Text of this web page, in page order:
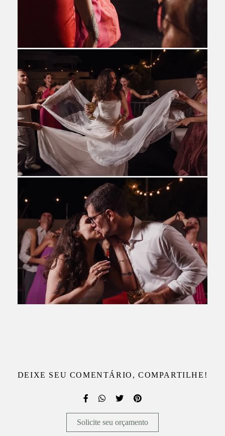
DEIXE SEU COMENTÁRIO, COMPARTILHE!
Solicite seu orçamento